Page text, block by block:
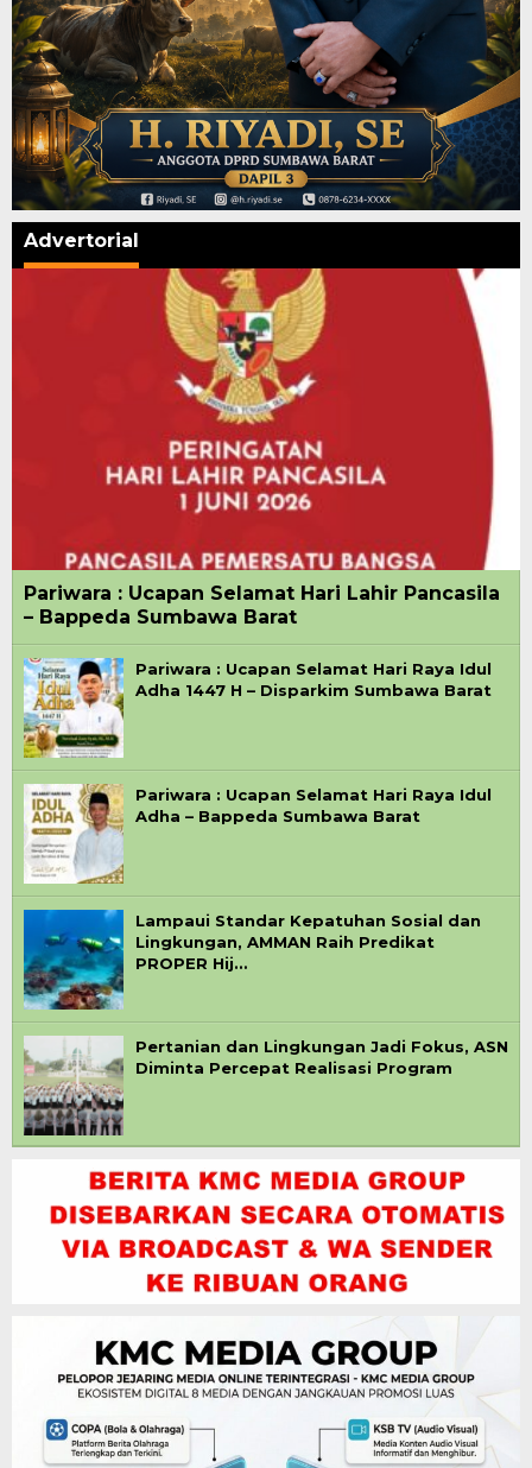
Advertorial
Pariwara : Ucapan Selamat Hari Lahir Pancasila
– Bappeda Sumbawa Barat
Pariwara : Ucapan Selamat Hari Raya Idul
Adha 1447 H – Disparkim Sumbawa Barat
Pariwara : Ucapan Selamat Hari Raya Idul
Adha – Bappeda Sumbawa Barat
Lampaui Standar Kepatuhan Sosial dan
Lingkungan, AMMAN Raih Predikat
PROPER Hij…
Pertanian dan Lingkungan Jadi Fokus, ASN
Diminta Percepat Realisasi Program